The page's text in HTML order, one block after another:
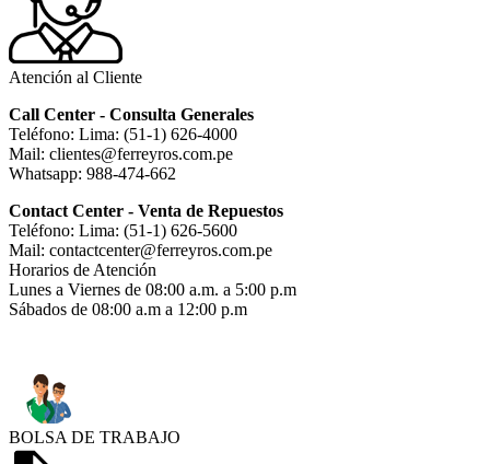
Atención al Cliente
Call Center - Consulta Generales
Teléfono: Lima: (51-1) 626-4000
Mail: clientes@ferreyros.com.pe
Whatsapp: 988-474-662
Contact Center - Venta de Repuestos
Teléfono: Lima: (51-1) 626-5600
Mail: contactcenter@ferreyros.com.pe
Horarios de Atención
Lunes a Viernes de 08:00 a.m. a 5:00 p.m
Sábados de 08:00 a.m a 12:00 p.m
BOLSA DE TRABAJO